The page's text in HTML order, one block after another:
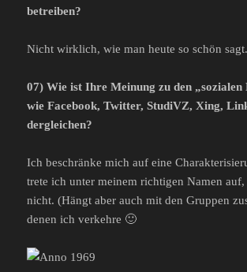
betreiben?
Nicht wirklich, wie man heute so schön sagt.
07) Wie ist Ihre Meinung zu den „sozialen
wie Facebook, Twitter, StudiVZ, Xing,
dergleichen?
Ich beschränke mich auf eine
trete ich unter meinem richtigen Namen auf,
nicht. (Hängt aber auch mit den Gruppen
denen ich verkehre 🙂